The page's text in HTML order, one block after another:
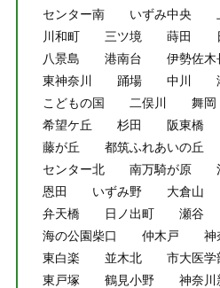
センター南
いずみ中央
川和町
三ツ境 蒔田
八景島
港南台 伊勢佐木
東神奈川
踊場 中川
こどもの国
二俣川 舞岡
希望ケ丘
杉田 阪東橋
藤が丘
都筑ふれあいの丘
センター北
南万騎が原
恩田
いずみ野 大倉山
弁天橋
日ノ出町 瀬谷
海の公園柴口
仲木戸 神
東白楽
並木北 市大医学
東戸塚
鶴見小野 神奈川